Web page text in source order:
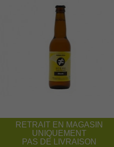
RETRAIT EN MAGASIN
UNIQUEMENT
PAS DE LIVRAISON